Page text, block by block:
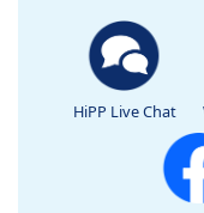
HiPP Live Chat